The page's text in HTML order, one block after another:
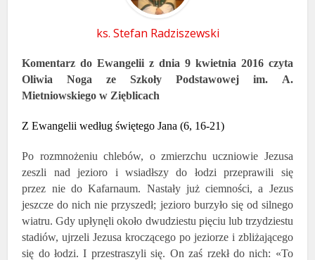
ks. Stefan Radziszewski
Komentarz do Ewangelii z dnia 9 kwietnia 2016 czyta
Oliwia Noga
ze Szkoły Podstawowej im. A.
Mietniowskiego w Zięblicach
Z Ewangelii według świętego Jana (6, 16-21)
Po rozmnożeniu chlebów, o zmierzchu uczniowie Jezusa
zeszli nad jezioro i wsiadłszy do łodzi przeprawili się
przez nie do Kafarnaum. Nastały już ciemności, a Jezus
jeszcze do nich nie przyszedł; jezioro burzyło się od silnego
wiatru. Gdy upłynęli około dwudziestu pięciu lub trzydziestu
stadiów, ujrzeli Jezusa kroczącego po jeziorze i zbliżającego
się do łodzi. I przestraszyli się. On zaś rzekł do nich: «To